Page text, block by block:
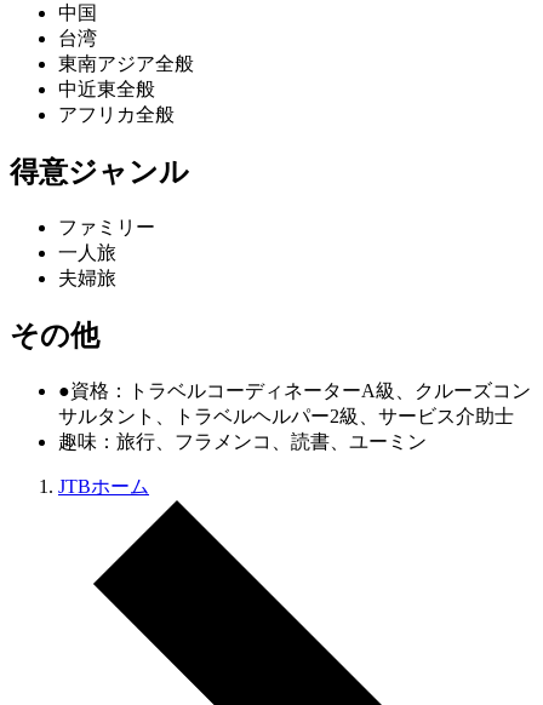
中国
台湾
東南アジア全般
中近東全般
アフリカ全般
得意ジャンル
ファミリー
一人旅
夫婦旅
その他
●資格：トラベルコーディネーターA級、クルーズコン
サルタント、トラベルヘルパー2級、サービス介助士
趣味：旅行、フラメンコ、読書、ユーミン
JTBホーム